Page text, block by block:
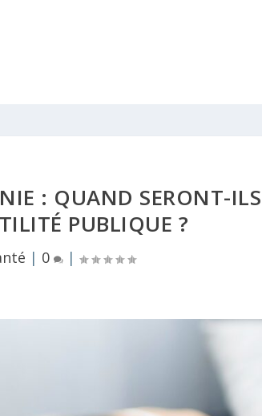
: QUAND SERONT-ILS
PUBLIQUE ?
| 0 |